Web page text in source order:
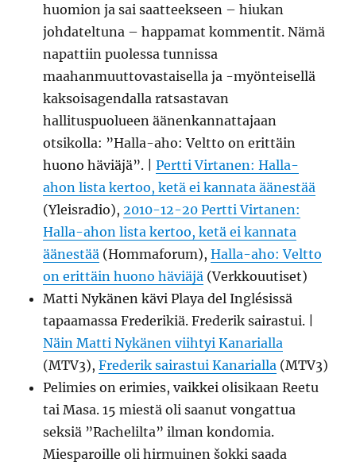
huomion ja sai saatteekseen – hiukan
johdateltuna – happamat kommentit. Nämä
napattiin puolessa tunnissa
maahanmuuttovastaisella ja -myönteisellä
kaksoisagendalla ratsastavan
hallituspuolueen äänenkannattajaan
otsikolla: ”Halla-aho: Veltto on erittäin
huono häviäjä”. |Pertti Virtanen: Halla-
ahon lista kertoo, ketä ei kannata äänestää
(Yleisradio),2010-12-20 Pertti Virtanen:
Halla-ahon lista kertoo, ketä ei kannata
äänestää (Hommaforum),Halla-aho: Veltto
on erittäin huono häviäjä (Verkkouutiset)
Matti Nykänen kävi Playa del Inglésissä
tapaamassa Frederikiä. Frederik sairastui. |
Näin Matti Nykänen viihtyi Kanarialla
(MTV3),Frederik sairastui Kanarialla (MTV3)
Pelimies on erimies, vaikkei olisikaan Reetu
tai Masa. 15 miestä oli saanut vongattua
seksiä ”Rachelilta” ilman kondomia.
Miesparoille oli hirmuinen šokki saada